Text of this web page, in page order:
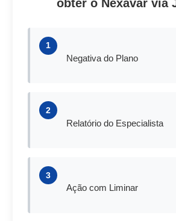
obter o Nexavar via
1
Negativa do Plano
2
Relatório do Especialista
3
Ação com Liminar